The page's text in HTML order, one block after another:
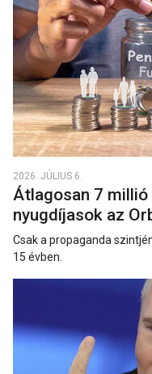
2026. JÚLIUS 6.
Átlagosan 7
nyugdíjasok az
Csak a propaganda
15 évben.